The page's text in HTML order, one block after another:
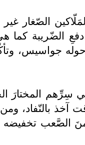
الصّغار غير
الضّريبة كما
جواسيس،
سِرِّهم المختارَ
آخذ
الصَّعب تخفيضه